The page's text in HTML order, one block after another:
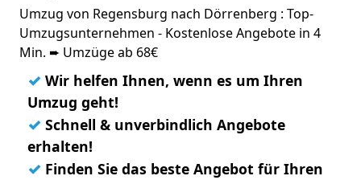
Umzug von Regensburg nach Dörrenberg : Top-
Umzugsunternehmen - Kostenlose Angebote in 4
Min. ➨ Umzüge ab 68€
✓ Wir helfen Ihnen, wenn es um Ihren
Umzug geht!
✓ Schnell & unverbindlich Angebote
erhalten!
✓ Finden Sie das beste Angebot für Ihren